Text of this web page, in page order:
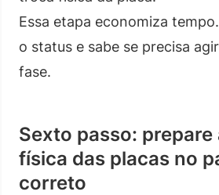
Essa etapa economiza
o status e sabe se precisa
fase.
Sexto passo: prepare
física das placas no
correto